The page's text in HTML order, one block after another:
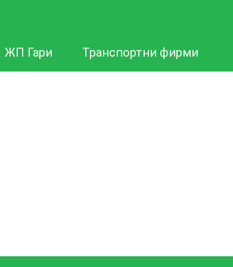
ЖП Гари Транспортни фирми